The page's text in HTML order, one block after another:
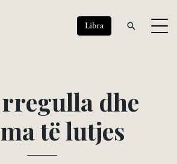
Libra
rregulla dhe
matëlutjes